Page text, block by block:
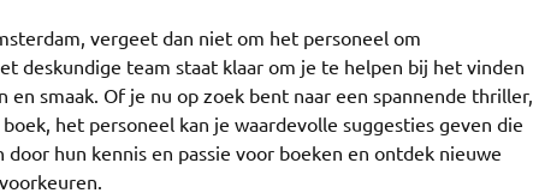
vergeet dan niet om het personeel om
deskundige team staat klaar om je te helpen bij het vinden
smaak. Of je nu op zoek bent naar een spannende thriller,
het personeel kan je waardevolle suggesties geven die
hun kennis en passie voor boeken en ontdek nieuwe